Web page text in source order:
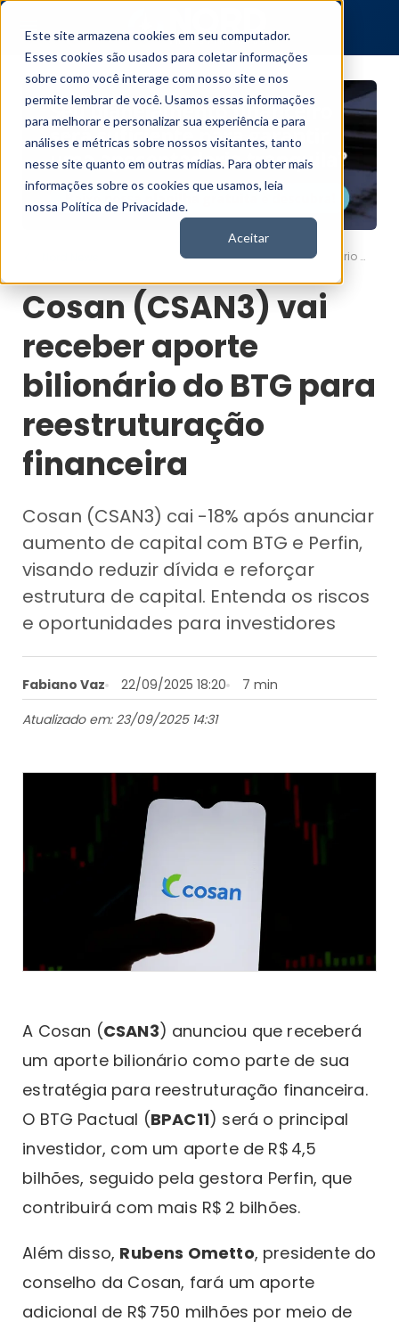
Este site armazena cookies em seu computador.
Esses cookies são usados para coletar informações
sobre como você interage com nosso site e nos
permite lembrar de você. Usamos essas informações
para melhorar e personalizar sua experiência e para
análises e métricas sobre nossos visitantes, tanto
nesse site quanto em outras mídias. Para obter mais
informações sobre os cookies que usamos, leia
nossa Política de Privacidade.
Aceitar
Cosan (CSAN3) vai receber aporte bilionário do BTG para reestruturação financeira
Cosan (CSAN3) vai
receber aporte
bilionário do BTG para
reestruturação
financeira
Cosan (CSAN3) cai -18% após anunciar
aumento de capital com BTG e Perfin,
visando reduzir dívida e reforçar
estrutura de capital. Entenda os riscos
e oportunidades para investidores
Fabiano Vaz 22/09/2025 18:20
7 min
Atualizado em: 23/09/2025 14:31
A Cosan (CSAN3) anunciou que receberá
um aporte bilionário como parte de sua
estratégia para reestruturação financeira.
O BTG Pactual (BPAC11) será o principal
investidor, com um aporte de R$ 4,5
bilhões, seguido pela gestora Perfin, que
contribuirá com mais R$ 2 bilhões.
Além disso, Rubens Ometto, presidente do
conselho da Cosan, fará um aporte
adicional de R$ 750 milhões por meio de